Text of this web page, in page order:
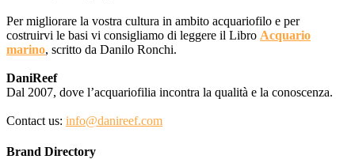
Per migliorare la vostra cultura in ambito acquariofilo e per
costruirvi le basi vi consigliamo di leggere il Libro Acquario
marino, scritto da Danilo Ronchi.
DaniReef
Dal 2007, dove l’acquariofilia incontra la qualità e la conoscenza.
Contact us: info@danireef.com
Brand Directory